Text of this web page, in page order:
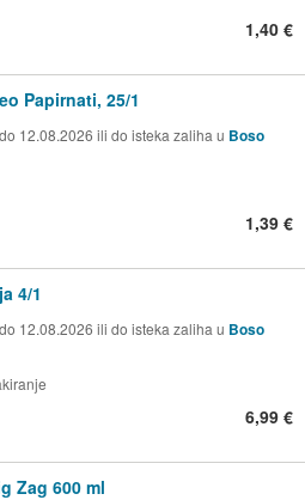
1,40 €
Papirnati, 25/1
12.08.2026 ili do isteka zaliha u Boso
1,39 €
4/1
12.08.2026 ili do isteka zaliha u Boso
6,99 €
Zag 600 ml